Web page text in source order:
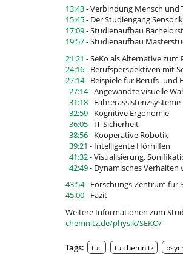
13:43- Verbindung Mensch und
15:45- Der Studiengang
17:09- Studienaufbau
19:57- Studienaufbau
21:21 - SeKo als Alternative
24:16- Berufsperspektiven mit
27:14- Beispiele für Berufs- und
27:14- Angewandte visuelle
31:18- Fahrerassistenzsysteme
32:59- Kognitive Ergonomie
36:05- IT-Sicherheit
38:56- Kooperative Robotik
39:21 - Intelligente Hörhilfen
41:32- Visualisierung,
42:49- Dynamisches Verhalten
43:54- Forschungs-Zentrum für
45:00- Fazit
Weitere Informationen zum
chemnitz.de/physik/SEKO/
Tags: tuc tu chemnitz